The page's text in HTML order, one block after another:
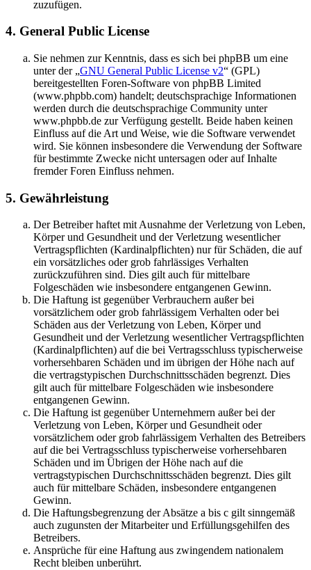
zuzufügen.
4. General Public License
Sie nehmen zur Kenntnis, dass es sich bei phpBB um eine
unter der „GNU General Public License v2“ (GPL)
bereitgestellten Foren-Software von phpBB Limited
(www.phpbb.com) handelt; deutschsprachige Informationen
werden durch die deutschsprachige Community unter
www.phpbb.de zur Verfügung gestellt. Beide haben keinen
Einfluss auf die Art und Weise, wie die Software verwendet
wird. Sie können insbesondere die Verwendung der Software
für bestimmte Zwecke nicht untersagen oder auf Inhalte
fremder Foren Einfluss nehmen.
5. Gewährleistung
Der Betreiber haftet mit Ausnahme der Verletzung von Leben,
Körper und Gesundheit und der Verletzung wesentlicher
Vertragspflichten (Kardinalpflichten) nur für Schäden, die auf
ein vorsätzliches oder grob fahrlässiges Verhalten
zurückzuführen sind. Dies gilt auch für mittelbare
Folgeschäden wie insbesondere entgangenen Gewinn.
Die Haftung ist gegenüber Verbrauchern außer bei
vorsätzlichem oder grob fahrlässigem Verhalten oder bei
Schäden aus der Verletzung von Leben, Körper und
Gesundheit und der Verletzung wesentlicher Vertragspflichten
(Kardinalpflichten) auf die bei Vertragsschluss typischerweise
vorhersehbaren Schäden und im übrigen der Höhe nach auf
die vertragstypischen Durchschnittsschäden begrenzt. Dies
gilt auch für mittelbare Folgeschäden wie insbesondere
entgangenen Gewinn.
Die Haftung ist gegenüber Unternehmern außer bei der
Verletzung von Leben, Körper und Gesundheit oder
vorsätzlichem oder grob fahrlässigem Verhalten des Betreibers
auf die bei Vertragsschluss typischerweise vorhersehbaren
Schäden und im Übrigen der Höhe nach auf die
vertragstypischen Durchschnittsschäden begrenzt. Dies gilt
auch für mittelbare Schäden, insbesondere entgangenen
Gewinn.
Die Haftungsbegrenzung der Absätze a bis c gilt sinngemäß
auch zugunsten der Mitarbeiter und Erfüllungsgehilfen des
Betreibers.
Ansprüche für eine Haftung aus zwingendem nationalem
Recht bleiben unberührt.